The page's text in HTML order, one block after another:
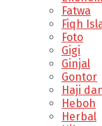
Fatwa
Fiqh
Foto
Gigi
Ginjal
Gontor
Haji
Heboh
Herbal